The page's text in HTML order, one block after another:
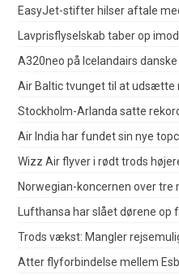
EasyJet-stifter hilser aftale
Lavprisflyselskab taber op
A320neo på Icelandairs
Air Baltic tvunget til at udsætte
Stockholm-Arlanda satte
Air India har fundet sin nye
Wizz Air flyver i rødt trods
Norwegian-koncernen over tre
Lufthansa har slået dørene op
Trods vækst: Mangler
Atter flyforbindelse mellem